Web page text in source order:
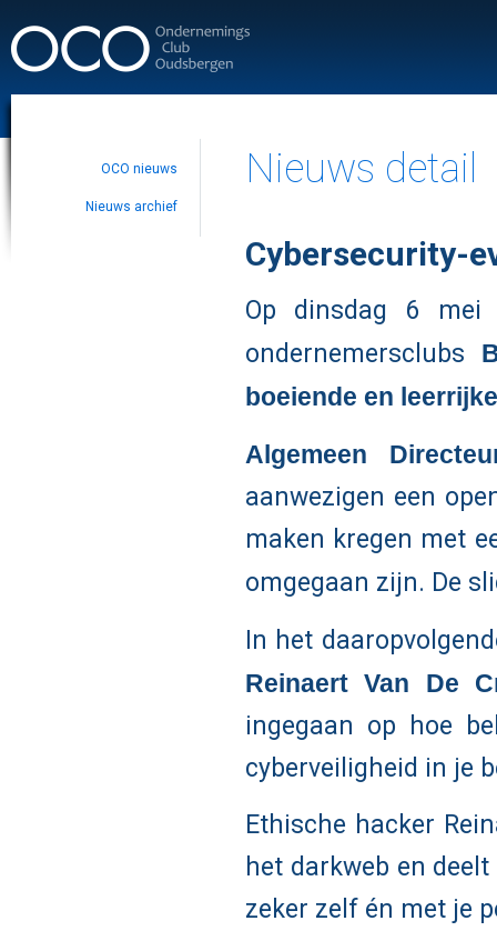
OCO nieuws
Nieuws archief
Nieuws detail
Cybersecurity-
Op dinsdag 6
ondernemersclubs
boeiende en
Algemeen
aanwezigen een
maken kregen met
omgegaan zijn. De
In het
Reinaert Van De
ingegaan op hoe
cyberveiligheid in je
Ethische hacker
het darkweb en
zeker zelf én met je